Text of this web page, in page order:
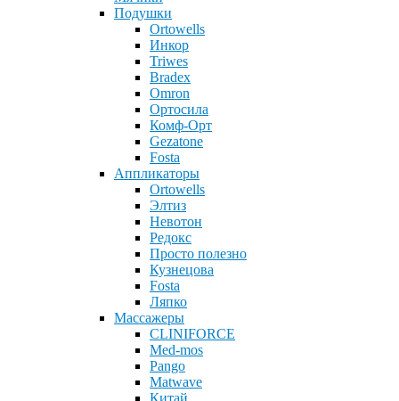
Подушки
Ortowells
Инкор
Triwes
Bradex
Omron
Ортосила
Комф-Орт
Gezatone
Fosta
Аппликаторы
Ortowells
Элтиз
Невотон
Редокс
Просто полезно
Кузнецова
Fosta
Ляпко
Массажеры
CLINIFORCE
Med-mos
Pango
Matwave
Китай